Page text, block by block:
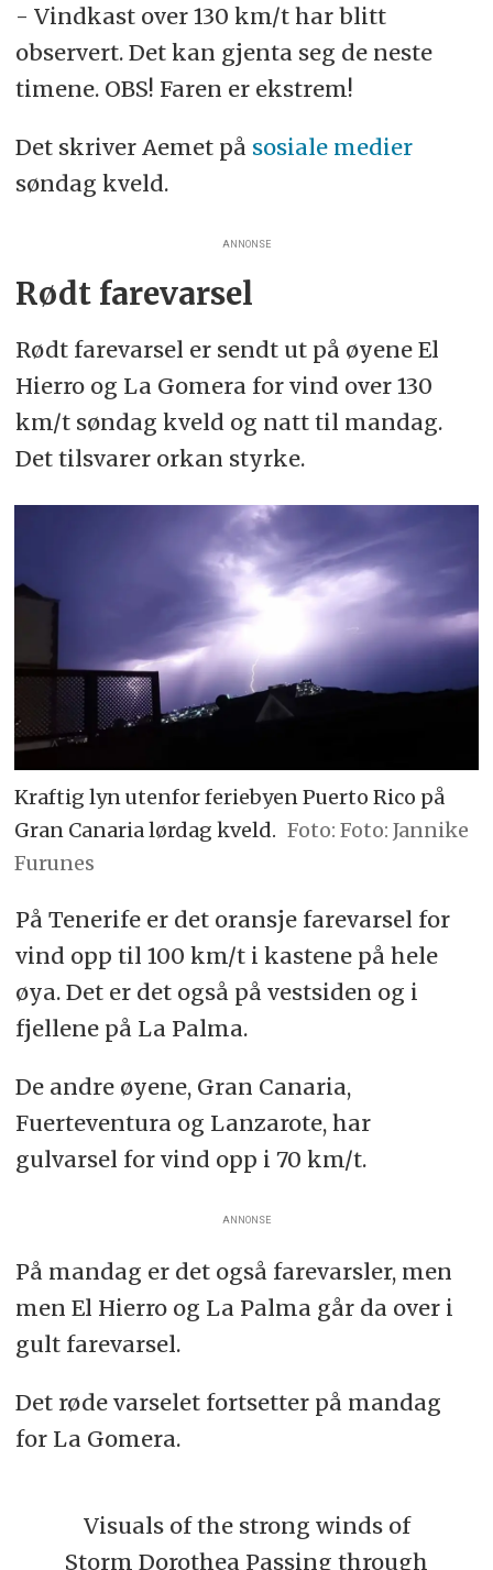
- Vindkast over 130 km/t har blitt
observert. Det kan gjenta seg de neste
timene. OBS! Faren er ekstrem!
Det skriver Aemet på sosiale medier
søndag kveld.
ANNONSE
Rødt farevarsel
Rødt farevarsel er sendt ut på øyene El
Hierro og La Gomera for vind over 130
km/t søndag kveld og natt til mandag.
Det tilsvarer orkan styrke.
Kraftig lyn utenfor feriebyen Puerto Rico på
Gran Canaria lørdag kveld.
Foto: Jannike
Furunes
På Tenerife er det oransje farevarsel for
vind opp til 100 km/t i kastene på hele
øya. Det er det også på vestsiden og i
fjellene på La Palma.
De andre øyene, Gran Canaria,
Fuerteventura og Lanzarote, har
gulvarsel for vind opp i 70 km/t.
ANNONSE
På mandag er det også farevarsler, men
men El Hierro og La Palma går da over i
gult farevarsel.
Det røde varselet fortsetter på mandag
for La Gomera.
Visuals of the strong winds of
Storm Dorothea Passing through